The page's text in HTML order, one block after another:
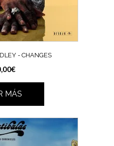
‎- CHANGES
€
MÁS